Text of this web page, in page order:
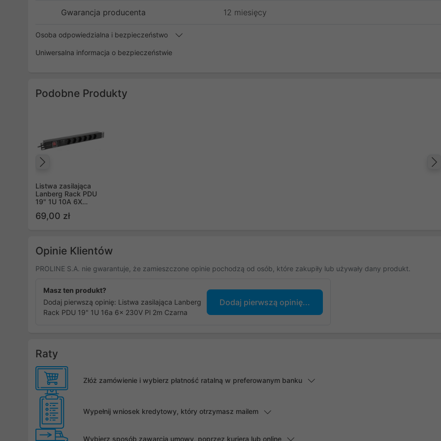
Gwarancja producenta 12 miesięcy
Osoba odpowiedzialna i bezpieczeństwo
Uniwersalna informacja o bezpieczeństwie
Podobne Produkty
Listwa zasilająca
Lanberg Rack PDU
19" 1U 10A 6X
C14
69,00 zł
Opinie Klientów
PROLINE S.A. nie gwarantuje, że zamieszczone opinie pochodzą od osób, które zakupiły lub używały dany produkt.
Masz ten produkt?
Dodaj pierwszą opinię: Listwa zasilająca Lanberg
Rack PDU 19" 1U 16a 6x 230V Pl 2m Czarna
Dodaj pierwszą opinię...
Raty
Złóż zamówienie i wybierz płatność ratalną w preferowanym banku
Wypełnij wniosek kredytowy, który otrzymasz mailem
Wybierz sposób zawarcia umowy, poprzez kuriera lub online